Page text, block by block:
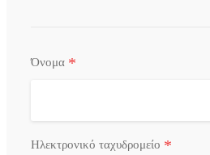
Όνομα *
Ηλεκτρονικό ταχυδρομείο *